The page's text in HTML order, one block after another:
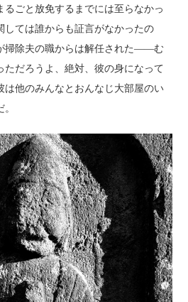
ごと放免するまでには至らなかっ
しては誰からも証言がなかったの
掃除夫の職からは解任された――む
ただろうよ、絶対、彼の身になって
他のみんなとおんなじ大部屋のい